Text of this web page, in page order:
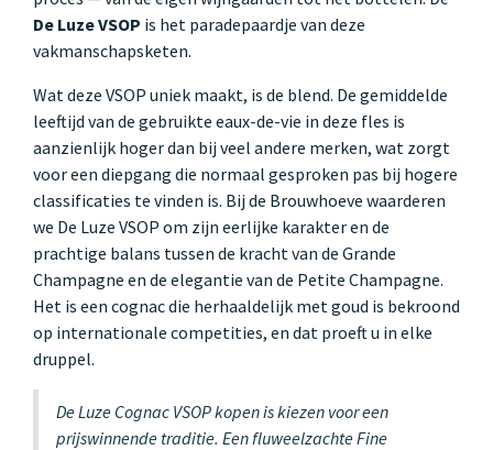
De Luze VSOP is het paradepaardje van deze
vakmanschapsketen.
Wat deze VSOP uniek maakt, is de blend. De gemiddelde
leeftijd van de gebruikte eaux-de-vie in deze fles is
aanzienlijk hoger dan bij veel andere merken, wat zorgt
voor een diepgang die normaal gesproken pas bij hogere
classificaties te vinden is. Bij de Brouwhoeve waarderen
we De Luze VSOP om zijn eerlijke karakter en de
prachtige balans tussen de kracht van de Grande
Champagne en de elegantie van de Petite Champagne.
Het is een cognac die herhaaldelijk met goud is bekroond
op internationale competities, en dat proeft u in elke
druppel.
De Luze Cognac VSOP kopen is kiezen voor een
prijswinnende traditie. Een fluweelzachte Fine